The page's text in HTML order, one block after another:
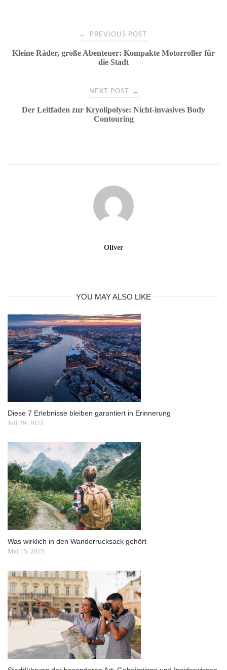
navigation
← PREVIOUS POST
Kleine Räder, große Abenteuer: Kompakte Motorroller für
die Stadt
NEXT POST →
Der Leitfaden zur Kryolipolyse: Nicht-invasives Body
Contouring
Oliver
YOU MAY ALSO LIKE
Diese 7 Erlebnisse bleiben garantiert in Erinnerung
Juli 29, 2025
Was wirklich in den Wanderrucksack gehört
Mai 15, 2025